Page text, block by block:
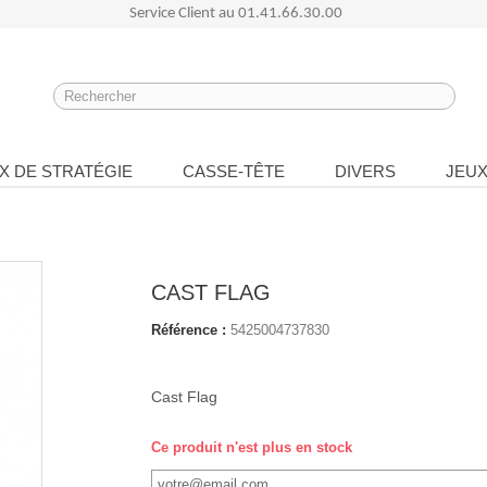
Service Client au 01.41.66.30.00
DE STRATÉGIE CASSE-TÊTE DIVERS
CAST FLAG
Référence : 5425004737830
Cast Flag
Ce produit n'est plus en stock